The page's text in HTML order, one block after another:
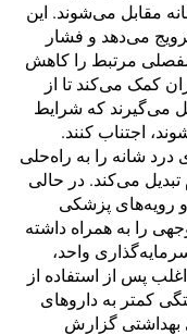
مقابل می‌شوند. این
می‌دهد و فشار
مرتبط را کاهش
کمک می‌کند تا از
می‌گیرند که شرایط
اجتناب کنند.
شانه را به راه‌حلی
می‌کند. در حالی
و رویه‌های پزشکی
را به همراه داشته
واحد،
پس از استفاده از
کمتر به داروهای
گزارش